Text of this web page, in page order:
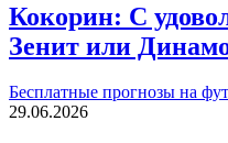
Кокорин: С
Зенит или
Бесплатные прогнозы на
29.06.2026